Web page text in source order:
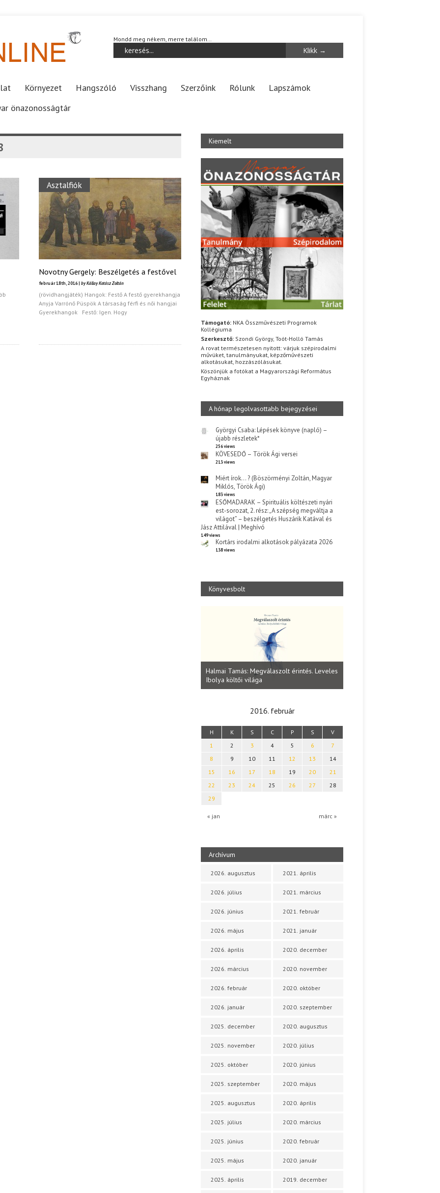
Mondd meg nékem, merre találom…
Környezet Hangszóló Visszhang Szerzőink Rólunk
Lapszámok
önazonosságtár
Asztalfiók
Novotny Gergely: Beszélgetés a festővel
február 18th, 2016 | by Kállay Kotász Zoltán
(rövidhangjáték) Hangok: Festő A festő gyerekhangja
Anyja Varrónő Püspök A társaság férfi és női hangjai
Gyerekhangok Festő: Igen. Hogy
Kiemelt
Támogató: NKA Összművészeti Programok
Kollégiuma
Szerkesztő: Szondi György, Toót-Holló Tamás
A rovat természetesen nyitott: várjuk szépirodalmi
művüket, tanulmányukat, képzőművészeti
alkotásukat, hozzászólásukat.
Köszönjük a fotókat a Magyarországi Református
Egyháznak
A hónap legolvasottabb bejegyzései
Györgyi Csaba: Lépések könyve (napló) –
újabb részletek*
256 views
KÖVESEDŐ – Török Ági versei
213 views
Miért írok… ? (Böszörményi Zoltán, Magyar
Miklós, Török Ági)
183 views
ESŐMADARAK – Spirituális költészeti nyári
est-sorozat, 2. rész: „A szépség megváltja a
világot” – beszélgetés Huszárik Katával és
Jász Attilával | Meghívó
149 views
Kortárs irodalmi alkotások pályázata 2026
138 views
Könyvesbolt
Halmai Tamás: Megválaszolt érintés. Leveles
Ibolya költői világa
2016. február
H K S C P S V
« jan márc »
1 2 3 4 5 6
7
8
9 10 11 12 13
14
15
16 17 18 19 20
21
22
23 24 25 26 27
28
29
Archívum
2026. augusztus
2026. július
2026. június
2026. május
2026. április
2026. március
2026. február
2026. január
2025. december
2025. november
2025. október
2025. szeptember
2025. augusztus
2025. július
2025. június
2025. május
2025. április
2021. április
2021. március
2021. február
2021. január
2020. december
2020. november
2020. október
2020. szeptember
2020. augusztus
2020. július
2020. június
2020. május
2020. április
2020. március
2020. február
2020. január
2019. december